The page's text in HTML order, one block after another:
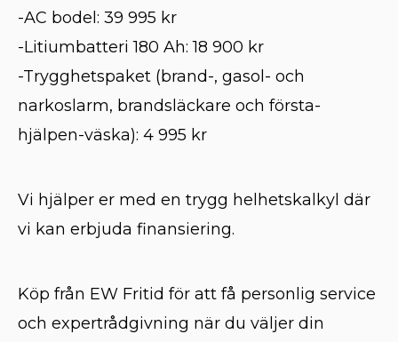
-AC bodel: 39 995 kr
-Litiumbatteri 180 Ah: 18 900 kr
-Trygghetspaket (brand-, gasol- och
narkoslarm, brandsläckare och första-
hjälpen-väska): 4 995 kr
Vi hjälper er med en trygg helhetskalkyl där
vi kan erbjuda finansiering.
Köp från EW Fritid för att få personlig service
och expertrådgivning när du väljer din